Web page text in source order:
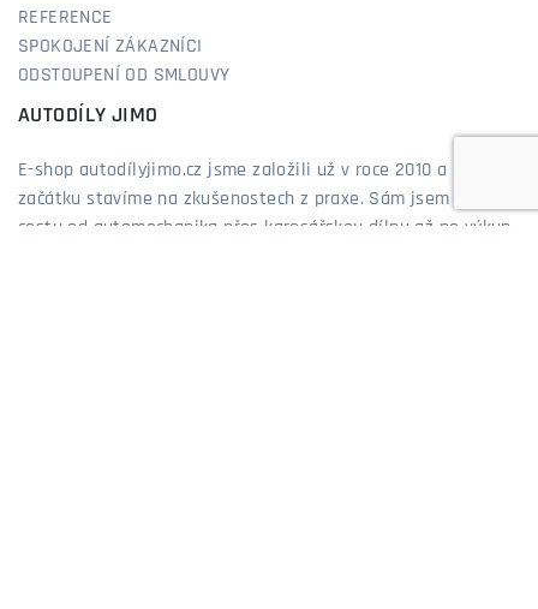
REFERENCE
SPOKOJENÍ ZÁKAZNÍCI
ODSTOUPENÍ OD SMLOUVY
AUTODÍLY JIMO
E-shop autodílyjimo.cz jsme založili už v roce 2010 a od
začátku stavíme na zkušenostech z praxe. Sám jsem prošel
cestu od automechanika přes karosářskou dílnu až po výkup